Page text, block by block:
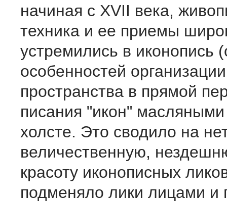
начиная с XVII века,
техника и ее приемы
устремились в иконопись
особенностей организации
пространства в прямой
писания "икон"
холсте. Это сводило на
величественную,
красоту иконописных
подменяло лики лицами и